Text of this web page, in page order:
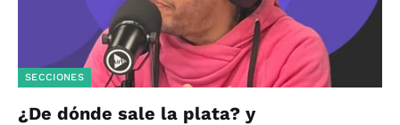
SECCIONES
¿De dónde sale la plata? y